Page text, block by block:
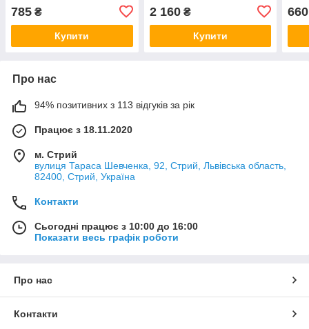
785 ₴
Купити
2 160₴
Купити
660
Про нас
94% позитивних з 113 відгуків за рік
Працює з 18.11.2020
м. Стрий
вулиця Тараса Шевченка, 92, Стрий, Львівська область,
82400, Стрий, Україна
Контакти
Сьогодні працює з 10:00 до 16:00
Показати весь графік роботи
Про нас
Контакти